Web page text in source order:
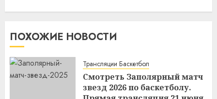
ПОХОЖИЕ НОВОСТИ
Трансляции Баскетбол
Смотреть Заполярный матч
звезд 2026 по баскетболу.